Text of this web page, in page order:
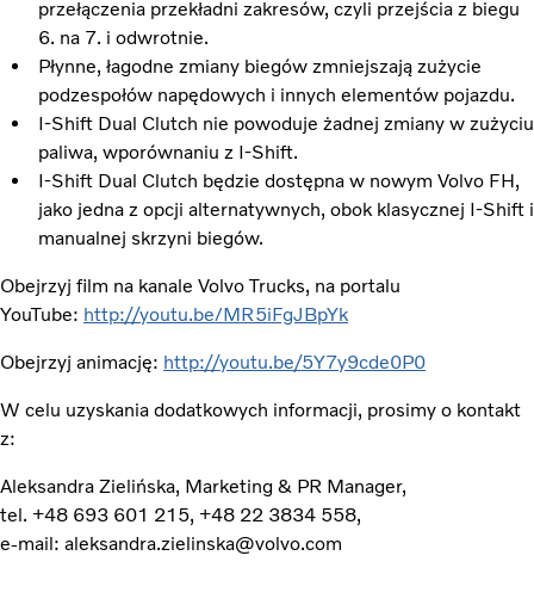
przełączenia przekładni zakresów, czyli przejścia z biegu
6. na 7. i odwrotnie.
Płynne, łagodne zmiany biegów zmniejszają zużycie
podzespołów napędowych i innych elementów pojazdu.
I-Shift Dual Clutch nie powoduje żadnej zmiany w zużyciu
paliwa, wporównaniu z I-Shift.
I-Shift Dual Clutch będzie dostępna w nowym Volvo FH,
jako jedna z opcji alternatywnych, obok klasycznej I-Shift i
manualnej skrzyni biegów.
Obejrzyj film na kanale Volvo Trucks, na portalu
YouTube: http://youtu.be/MR5iFgJBpYk
Obejrzyj animację: http://youtu.be/5Y7y9cde0P0
W celu uzyskania dodatkowych informacji, prosimy o kontakt
z:
Aleksandra Zielińska, Marketing & PR Manager,
tel. +48 693 601 215, +48 22 3834 558,
e-mail: aleksandra.zielinska@volvo.com